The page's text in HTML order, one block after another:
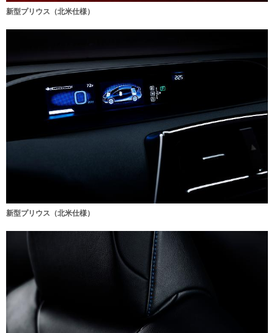
新型プリウス（北米仕様）
新型プリウス（北米仕様）